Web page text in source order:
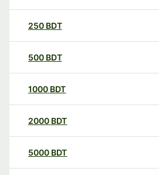
250 BDT
500 BDT
1000 BDT
2000 BDT
5000 BDT